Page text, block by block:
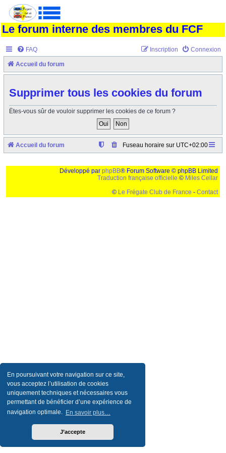
En poursuivant votre navigation sur ce site,
vous acceptez l’utilisation de cookies
uniquement techniques et nécessaires vous
permettant de bénéficier d’une expérience de
navigation optimale. En savoir plus…
J’accepte
Le forum interne des membres du FCF
FAQ Connexion
Inscription
Accueil du forum
Supprimer tous les cookies du forum
Êtes-vous sûr de vouloir supprimer les cookies de ce forum ?
Accueil du forum Fuseau horaire sur UTC+02:00
Développé par phpBB® Forum Software © phpBB Limited
Traduction française officielle © Miles Cellar
© Le Frégate Club de France - Contact